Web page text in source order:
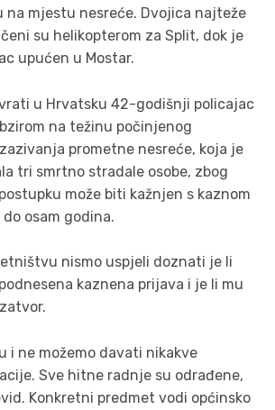
na mjestu nesreće. Dvojica najteže
su helikopterom za Split, dok je
upućen u Mostar.
u Hrvatsku 42-godišnji policajac
na težinu počinjenog
prometne nesreće, koja je
tri smrtno stradale osobe, zbog
može biti kažnjen s kaznom
osam godina.
nismo uspjeli doznati je li
kaznena prijava i je li mu
i ne možemo davati nikakve
Sve hitne radnje su odrađene,
Konkretni predmet vodi općinsko